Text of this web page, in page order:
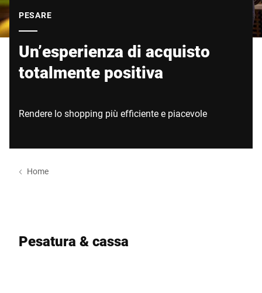
PESARE
Un’esperienza di acquisto
totalmente positiva
Rendere lo shopping più efficiente e piacevole
Home
Pesatura & cassa